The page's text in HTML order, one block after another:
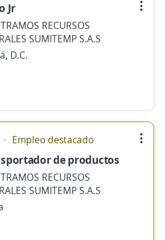
Jr
RECURSOS
SUMITEMP S.A.S
D.C.
Empleo destacado
de productos
RECURSOS
SUMITEMP S.A.S